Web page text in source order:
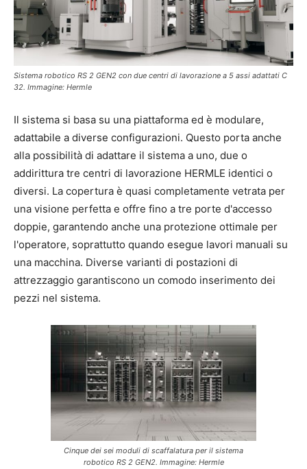
Sistema robotico RS 2 GEN2 con due centri di lavorazione a 5 assi adattati C
32. Immagine: Hermle
Il sistema si basa su una piattaforma ed è modulare,
adattabile a diverse configurazioni. Questo porta anche
alla possibilità di adattare il sistema a uno, due o
addirittura tre centri di lavorazione HERMLE identici o
diversi. La copertura è quasi completamente vetrata per
una visione perfetta e offre fino a tre porte d'accesso
doppie, garantendo anche una protezione ottimale per
l'operatore, soprattutto quando esegue lavori manuali su
una macchina. Diverse varianti di postazioni di
attrezzaggio garantiscono un comodo inserimento dei
pezzi nel sistema.
Cinque dei sei moduli di scaffalatura per il sistema
robotico RS 2 GEN2. Immagine: Hermle